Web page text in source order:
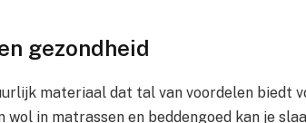
gezondheid
materiaal dat tal van voordelen biedt
wol in matrassen en beddengoed kan je